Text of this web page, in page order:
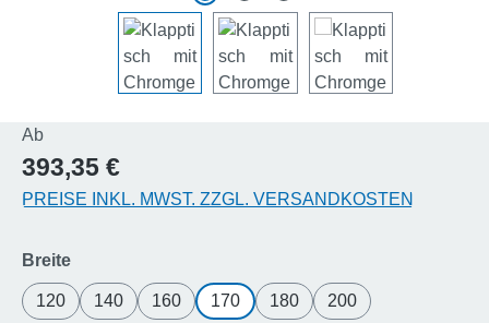
AbRegulärer Preis:
393,35 €
PREISE INKL. MWST. ZZGL. VERSANDKOSTEN
Breiteauswählen
120 140 160 170 180 200